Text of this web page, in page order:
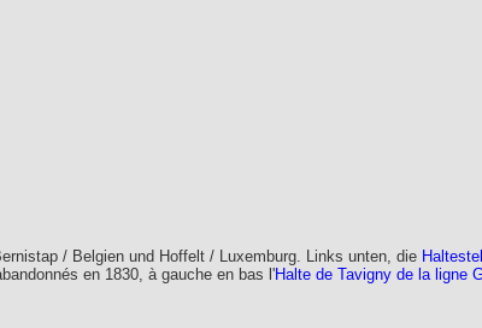
/ Belgien und Hoffelt / Luxemburg. Links unten, die
en 1830, à gauche en bas l'Halte de Tavigny de la ligne